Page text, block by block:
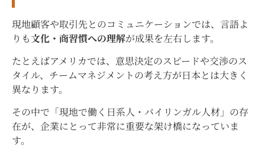
現地顧客や取引先とのコミュニケーションでは、言語よ
りも文化・商習慣への理解が成果を左右します。
たとえばアメリカでは、意思決定のスピードや交渉のス
タイル、チームマネジメントの考え方が日本とは大きく
異なります。
その中で「現地で働く日系人・バイリンガル人材」の存
在が、企業にとって非常に重要な架け橋になっていま
す。